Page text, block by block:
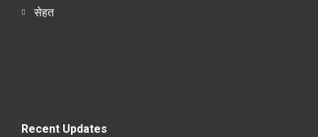
सेहत
Recent Updates